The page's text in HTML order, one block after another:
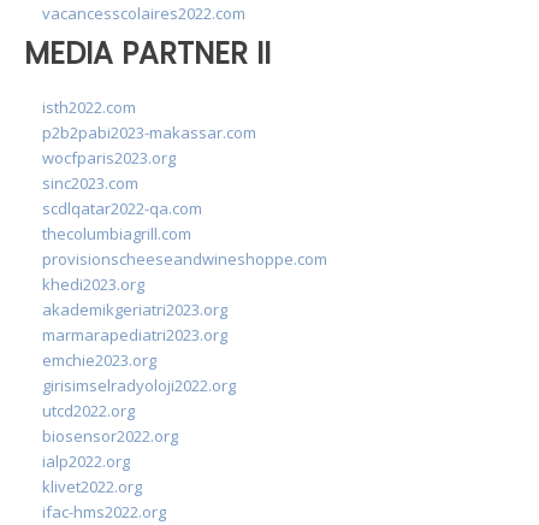
vacancesscolaires2022.com
MEDIA PARTNER II
isth2022.com
p2b2pabi2023-makassar.com
wocfparis2023.org
sinc2023.com
scdlqatar2022-qa.com
thecolumbiagrill.com
provisionscheeseandwineshoppe.com
khedi2023.org
akademikgeriatri2023.org
marmarapediatri2023.org
emchie2023.org
girisimselradyoloji2022.org
utcd2022.org
biosensor2022.org
ialp2022.org
klivet2022.org
ifac-hms2022.org